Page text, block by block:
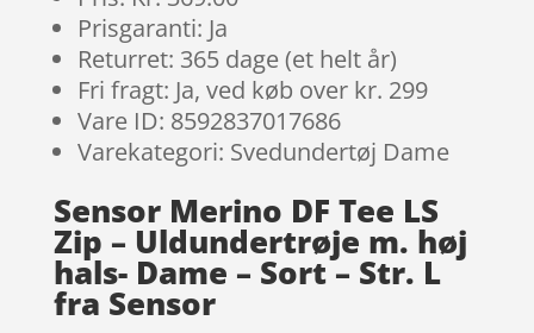
Prisgaranti: Ja
Returret: 365 dage (et helt år)
Fri fragt: Ja, ved køb over kr. 299
Vare ID: 8592837017686
Varekategori: Svedundertøj Dame
Sensor Merino DF Tee LS
Zip – Uldundertrøje m. høj
hals- Dame – Sort – Str. L
fra Sensor